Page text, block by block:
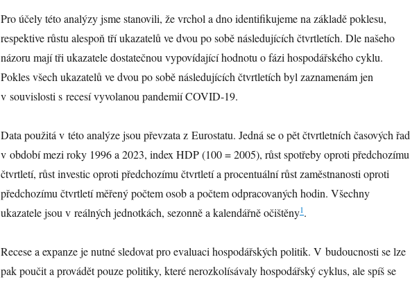
Pro účely této analýzy jsme stanovili, že vrchol a dno identifikujeme na základě poklesu,
respektive růstu alespoň tří ukazatelů ve dvou po sobě následujících čtvrtletích. Dle našeho
názoru mají tři ukazatele dostatečnou vypovídající hodnotu o fázi hospodářského cyklu.
Pokles všech ukazatelů ve dvou po sobě následujících čtvrtletích byl zaznamenám jen
v souvislosti s recesí vyvolanou pandemií COVID-19.
Data použitá v této analýze jsou převzata z Eurostatu. Jedná se o pět čtvrtletních časových řad
v období mezi roky 1996 a 2023, index HDP (100 = 2005), růst spotřeby oproti předchozímu
čtvrtletí, růst investic oproti předchozímu čtvrtletí a procentuální růst zaměstnanosti oproti
předchozímu čtvrtletí měřený počtem osob a počtem odpracovaných hodin. Všechny
ukazatele jsou v reálných jednotkách, sezonně a kalendářně očištěny1.
Recese a expanze je nutné sledovat pro evaluaci hospodářských politik. V budoucnosti se lze
pak poučit a provádět pouze politiky, které nerozkolísávaly hospodářský cyklus, ale spíš se